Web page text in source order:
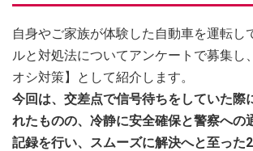
自身やご家族が体験した自動車を運転し
ルと対処法についてアンケートで募集し
オシ対策】として紹介します。
今回は、交差点で信号待ちをしていた際
れたものの、冷静に安全確保と警察への
記録を行い、スムーズに解決へと至った